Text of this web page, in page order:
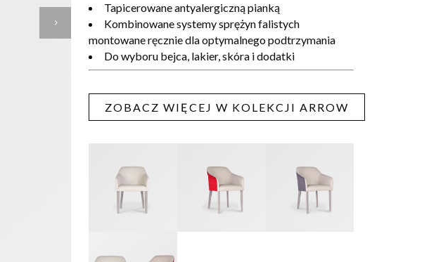
Tapicerowane antyalergiczną pianką
Kombinowane systemy sprężyn falistych
montowane ręcznie dla optymalnego podtrzymania
Do wyboru bejca, lakier, skóra i dodatki
ZOBACZ WIĘCEJ W KOLEKCJI ARROW